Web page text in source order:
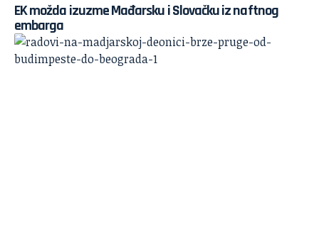
EK možda izuzme Mađarsku i Slovačku iz naftnog
embarga